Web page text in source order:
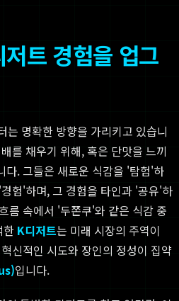
트 경험을 업그
는 명확한 방향을 가리키고 있습니
를 채우기 위해, 혹은 단맛을 느끼
다. 그들은 새로운 식감을 '탐험'하
험'하며, 그 경험을 타인과 '공유'하
름 속에서 '두쫀쿠'와 같은 식감 중
한 K디저트는 미래 시장의 주역이
신적인 시도와 장인의 정성이 집약
입니다.